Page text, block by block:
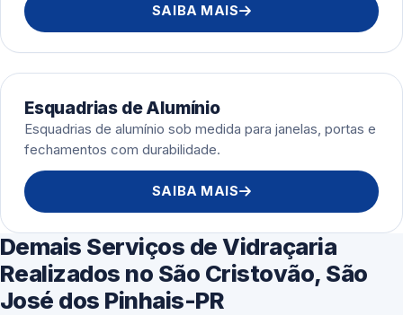
SAIBA MAIS
Esquadrias de Alumínio
Esquadrias de alumínio sob medida para janelas, portas e
fechamentos com durabilidade.
SAIBA MAIS
Demais Serviços de Vidraçaria
Realizados no São Cristovão, São
José dos Pinhais-PR